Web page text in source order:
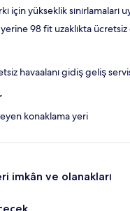
için yükseklik sınırlamaları
98 fit uzaklıkta
havaalanı gidiş geliş
konaklama yeri
imkân ve olanakları